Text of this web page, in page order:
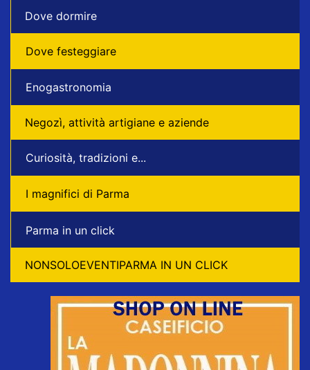
Dove dormire
Dove festeggiare
Enogastronomia
Negozì, attività artigiane e aziende
Curiosità, tradizioni e...
I magnifici di Parma
Parma in un click
NONSOLOEVENTIPARMA IN UN CLICK